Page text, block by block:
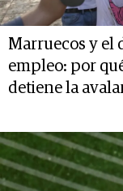
Marruecos y el
empleo: por
detiene la